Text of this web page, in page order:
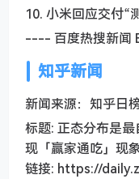
10. 小米回应交付“
---- 百度热搜新闻
知乎新闻
新闻来源：知乎日
标题: 正态分布是
现「赢家通吃」现
链接: https://